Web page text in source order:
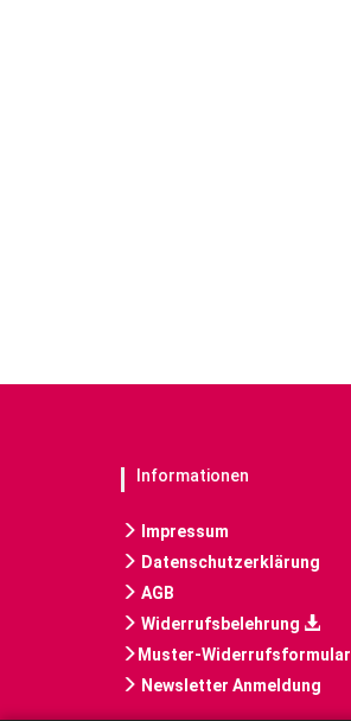
Informationen
Impressum
Datenschutzerklärung
AGB
Widerrufsbelehrung
Muster-Widerrufsformular
Newsletter Anmeldung